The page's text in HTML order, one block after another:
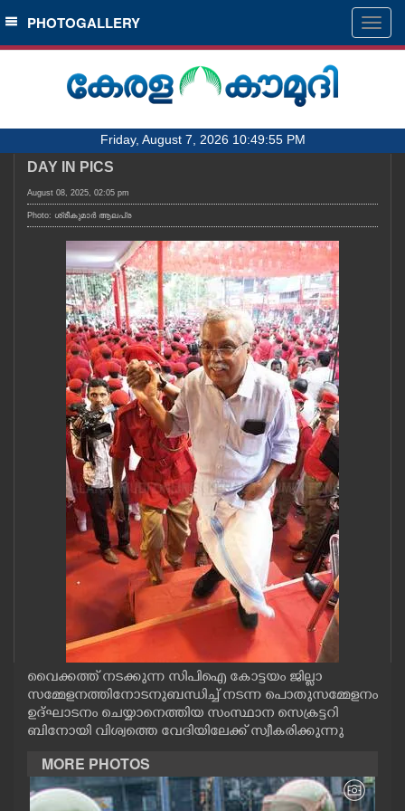
SECTIONS
HOME
NOTIFIED NEWS
KERALA
OBITUARY
NEWS 360
CASE DIARY
CINEMA
PHOTOS
SPIRITUAL
INFO+
ART
PHOTOGALLERY
Friday, August 7, 2026 10:49:55 PM
DAY IN PICS
August 08, 2025, 02:05 pm
Photo: ശ്രീകുമാർ ആലപ്ര
വൈക്കത്ത് നടക്കുന്ന സിപിഐ കോട്ടയം ജില്ലാ
സമ്മേളനത്തിനോടനുബന്ധിച്ച് നടന്ന പൊതുസമ്മേളനം
ഉദ്ഘാടനം ചെയ്യാനെത്തിയ സംസ്ഥാന സെക്രട്ടറി
ബിനോയി വിശ്വത്തെ വേദിയിലേക്ക് സ്വീകരിക്കുന്നു
MORE PHOTOS